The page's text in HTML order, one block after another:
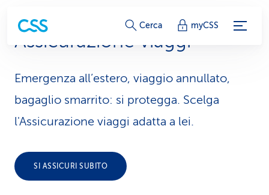
c
o
l
l
e
a
Cerca myCSS
Assicurazione viaggi
Emergenza all’estero, viaggio annullato,
bagaglio smarrito: si protegga. Scelga
l'Assicurazione viaggi adatta a lei.
SI ASSICURI SUBITO